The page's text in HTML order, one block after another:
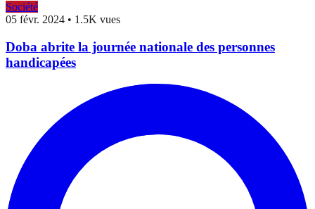
Société
05 févr. 2024 • 1.5K vues
Doba abrite la journée nationale des personnes
handicapées